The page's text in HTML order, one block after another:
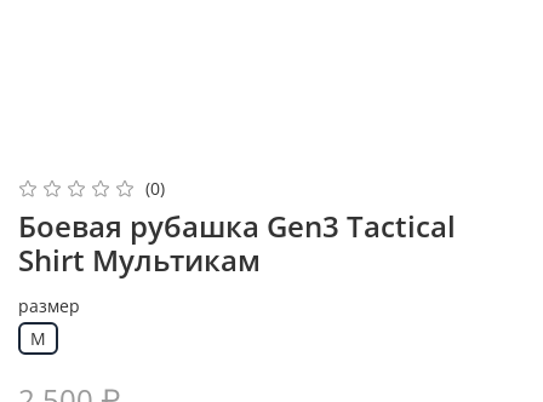
(0)
Боевая рубашка Gen3 Tactical
Shirt Мультикам
размер
M